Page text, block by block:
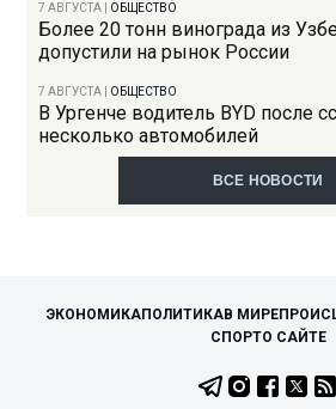
7 АВГУСТА ОБЩЕСТВО
Более 20 тонн винограда из
допустили на рынок России
7 АВГУСТА ОБЩЕСТВО
В Ургенче водитель BYD после
несколько автомобилей
ВСЕ НОВОСТИ
ЭКОНОМИКАПОЛИТИКАВ МИРЕ
СПОРТО САЙТЕ